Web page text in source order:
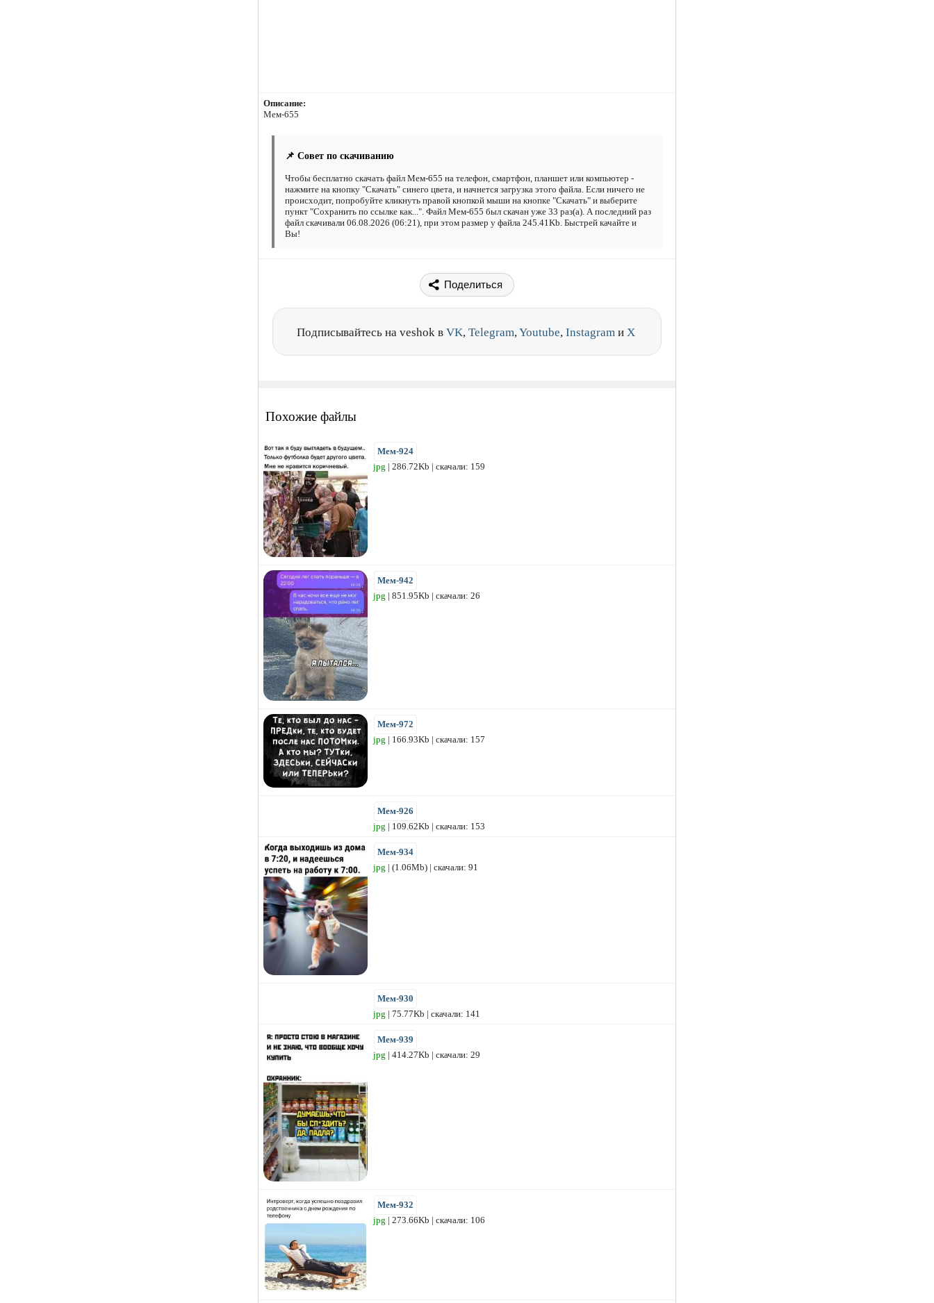
Описание:
Мем-655
📌 Совет по скачиванию
Чтобы бесплатно скачать файл Мем-655 на телефон, смартфон, планшет или компьютер -
нажмите на кнопку "Скачать" синего цвета, и начнется загрузка этого файла. Если ничего не
происходит, попробуйте кликнуть правой кнопкой мыши на кнопке "Скачать" и выберите
пункт "Сохранить по ссылке как...". Файл Мем-655 был скачан уже 33 раз(а). А последний раз
файл скачивали 06.08.2026 (06:21), при этом размер у файла 245.41Kb. Быстрей качайте и
Вы!
Поделиться
Подписывайтесь на veshok в VK, Telegram,Youtube, Instagram и X
Похожие файлы
Мем-924
jpg | 286.72Kb | скачали: 159
Мем-942
jpg | 851.95Kb | скачали: 26
Мем-972
jpg | 166.93Kb | скачали: 157
Мем-926
jpg | 109.62Kb | скачали: 153
Мем-934
jpg | (1.06Mb) | скачали: 91
Мем-930
jpg | 75.77Kb | скачали: 141
Мем-939
jpg | 414.27Kb | скачали: 29
Мем-932
jpg | 273.66Kb | скачали: 106